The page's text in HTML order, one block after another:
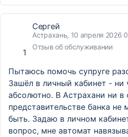
1
Сергей
Астрахань, 10 апреля 2026
Отзыв об обслуживании
Пытаюсь помочь супруге
Зашёл в личный кабинет - ни
абсолютно. В Астрахани ни в
представительстве банка не
быть. Задаю в личном
вопрос, мне автомат